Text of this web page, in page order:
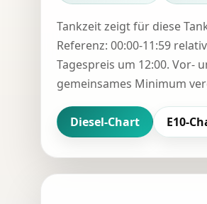
Tankzeit zeigt für diese
Referenz: 00:00-11:59
Tagespreis um 12:00. Vor-
gemeinsames Minimum
Diesel-Chart E10-